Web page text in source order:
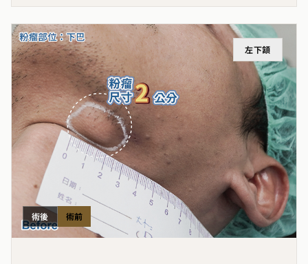
左下頷
術後 術前